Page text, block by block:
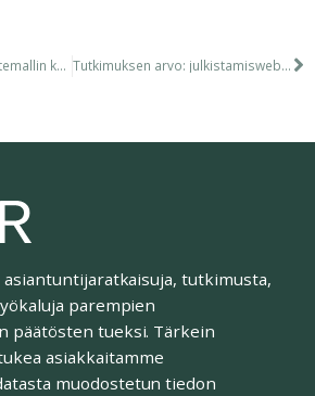
Geenitiedon ja AI-ennustemallin käyttö: kustannusvaikuttavuus. Tietoturvallinen käyttötila ja EHDS: vertailu. ISPOR US Tutkimuksen arvo: julkistamiswebinaari
asiantuntijaratkaisuja, tutkimusta,
parempien
päätösten tueksi. Tärkein
asiakkaitamme
muodostetun tiedon